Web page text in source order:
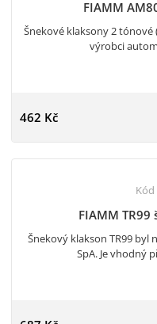
FIAMM
Šnekové klaksony 2
výrobci
462 Kč
FIAMM
Šnekový klakson TR99 byl
SpA. Je vhodný